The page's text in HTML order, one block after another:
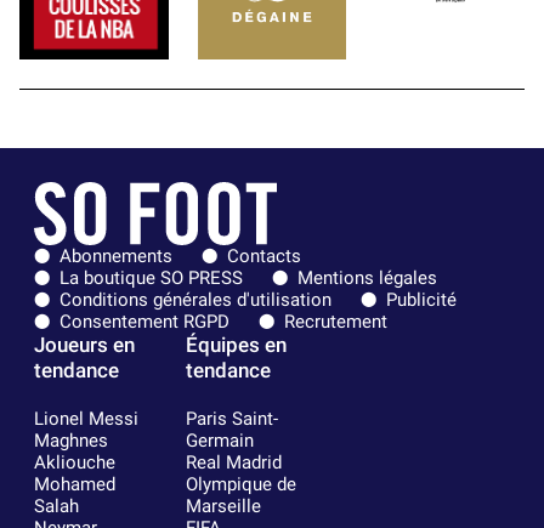
Abonnements
Contacts
La boutique SO PRESS
Mentions légales
Conditions générales d'utilisation
Publicité
Consentement RGPD
Recrutement
Joueurs en
tendance
Lionel Messi
Maghnes
Akliouche
Mohamed
Salah
Équipes en
tendance
Paris Saint-
Germain
Real Madrid
Olympique de
Marseille